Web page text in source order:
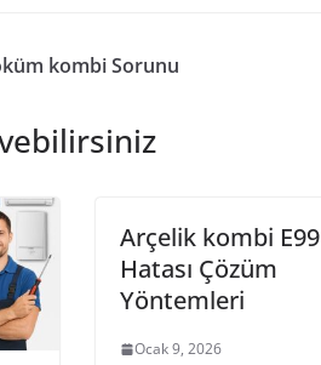
kombi Sorunu
Arçelik kombi E99
Hatası Çözüm
Yöntemleri
Ocak 9, 2026